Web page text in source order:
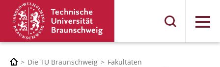
Menü
Die TU Braunschweig
Fakultäten